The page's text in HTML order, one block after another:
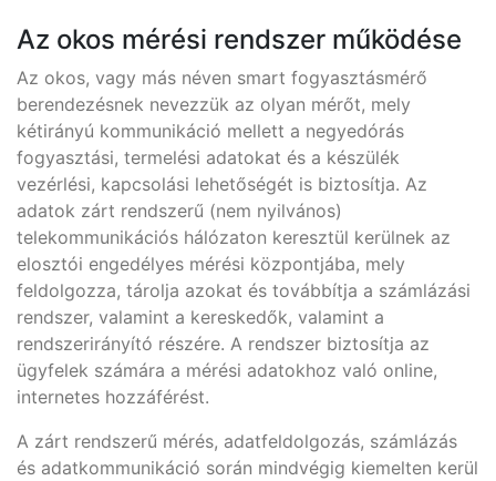
Az okos mérési rendszer működése
Az okos, vagy más néven smart fogyasztásmérő
berendezésnek nevezzük az olyan mérőt, mely
kétirányú kommunikáció mellett a negyedórás
fogyasztási, termelési adatokat és a készülék
vezérlési, kapcsolási lehetőségét is biztosítja. Az
adatok zárt rendszerű (nem nyilvános)
telekommunikációs hálózaton keresztül kerülnek az
elosztói engedélyes mérési központjába, mely
feldolgozza, tárolja azokat és továbbítja a számlázási
rendszer, valamint a kereskedők, valamint a
rendszerirányító részére. A rendszer biztosítja az
ügyfelek számára a mérési adatokhoz való online,
internetes hozzáférést.
A zárt rendszerű mérés, adatfeldolgozás, számlázás
és adatkommunikáció során mindvégig kiemelten kerül